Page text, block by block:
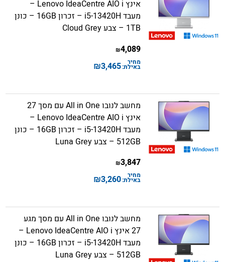
אינץ Lenovo IdeaCentre AIO i –
מעבד i5-13420H – זכרון 16GB – כונן
1TB – צבע Cloud Grey
4,089
₪
מחיר
באילת:3,465
₪
מחשב לנובו All in One עם מסך 27
אינץ Lenovo IdeaCentre AIO i –
מעבד i5-13420H – זכרון 16GB – כונן
512GB – צבע Luna Grey
3,847
₪
מחיר
באילת:3,260
₪
מחשב לנובו All in One עם מסך מגע
27 אינץ Lenovo IdeaCentre AIO i –
מעבד i5-13420H – זכרון 16GB – כונן
512GB – צבע Luna Grey